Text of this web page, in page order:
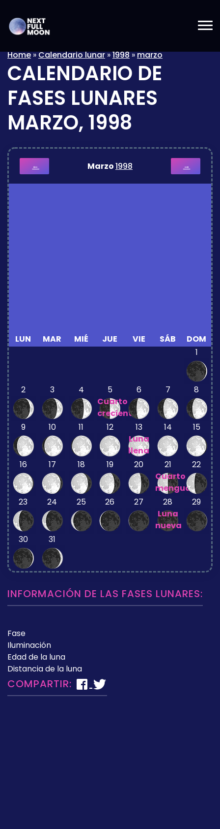
Home»Calendario lunar»1998»marzo
CALENDARIO DE
FASES LUNARES
MARZO, 1998
← Marzo1998 →
LUN MAR MIÉ JUE VIE SÁB
DOM
1
2 3 4
5
Cuarto
creciente
6 7 8
9 10 11 12
13
Luna
llena
14 15
16 17 18 19 20
21
Cuarto
menguante
22
23 24 25 26 27
28
Luna
nueva
29
30 31
INFORMACIÓN DE LAS FASES LUNARES:
Fase
Iluminación
Edad de la luna
Distancia de la luna
COMPARTIR: